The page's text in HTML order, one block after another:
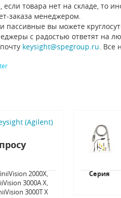
товара нет на складе, то
заказа менеджером.
пассивные вы можете
с радостью ответят на
keysight@spegroup.ru .
(Agilent)
2000X,
3000A X,
3000T X
Серия